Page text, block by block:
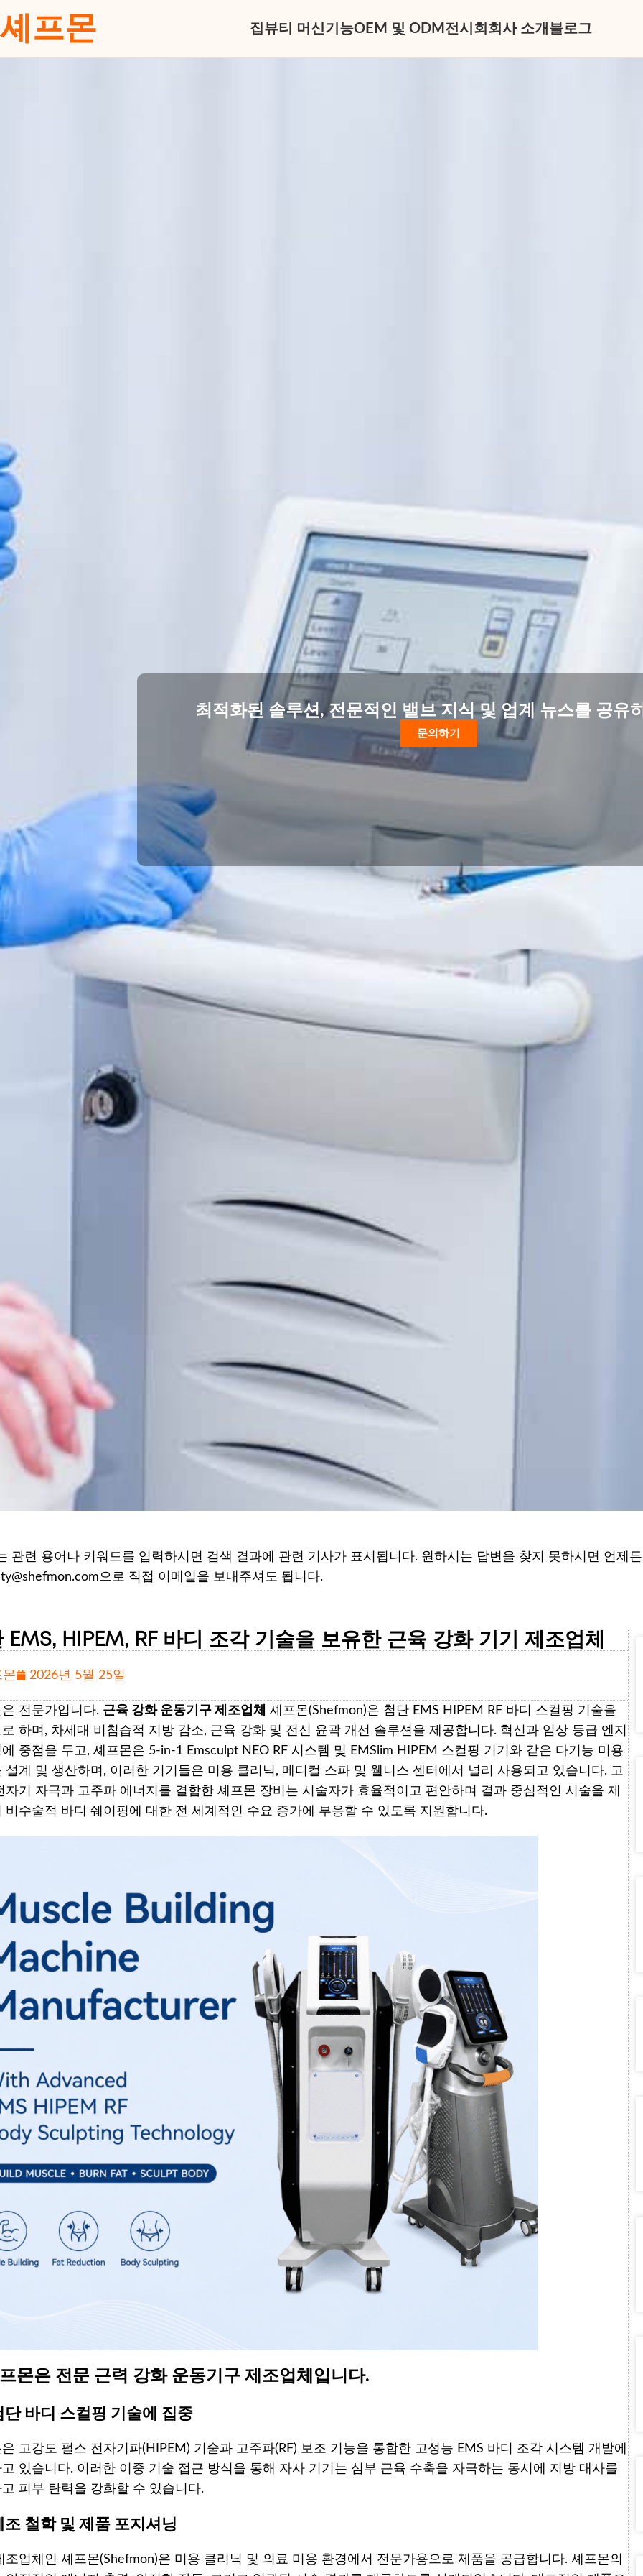
셰프몬 집 뷰티 머신기능OEM 및 ODM 전시회 회사 소개 블로그
최적화된 솔루션, 전문적인 밸브 지식 및 업계 뉴스를 공유
문의하기
관련 용어나 키워드를 입력하시면 검색 결과에 관련 기사가 표시됩니다. 원하시는 답변을 찾지 못하시면 언제
으로 직접 이메일을 보내주셔도 됩니다.
EMS, HIPEM, RF 바디 조각 기술을 보유한 근육 강화 기기 제조업체
몬 2026년 5월 25일
전문가입니다. 근육 강화 운동기구 제조업체
셰프몬(Shefmon)은 첨단 EMS HIPEM RF 바디 스컬핑 기술을
하며, 차세대 비침습적 지방 감소, 근육 강화 및 전신 윤곽 개선 솔루션을 제공합니다. 혁신과 임상 등급 엔지
중점을 두고, 셰프몬은 5-in-1 Emsculpt NEO RF 시스템 및 EMSlim HIPEM 스컬핑 기기와 같은 다기능 미용
설계 및 생산하며, 이러한 기기들은 미용 클리닉, 메디컬 스파 및 웰니스 센터에서 널리 사용되고 있습니다. 고
자기 자극과 고주파 에너지를 결합한 셰프몬 장비는 시술자가 효율적이고 편안하며 결과 중심적인 시술을 제
비수술적 바디 쉐이핑에 대한 전 세계적인 수요 증가에 부응할 수 있도록 지원합니다.
몬은 전문 근력 강화 운동기구 제조업체입니다.
단 바디 스컬핑 기술에 집중
고강도 펄스 전자기파(HIPEM) 기술과 고주파(RF) 보조 기능을 통합한 고성능 EMS 바디 조각 시스템 개발에
있습니다. 이러한 이중 기술 접근 방식을 통해 자사 기기는 심부 근육 수축을 자극하는 동시에 지방 대사를
피부 탄력을 강화할 수 있습니다.
조 철학 및 제품 포지셔닝
조업체인 셰프몬(Shefmon)은 미용 클리닉 및 의료 미용 환경에서 전문가용으로 제품을 공급합니다. 셰프몬의